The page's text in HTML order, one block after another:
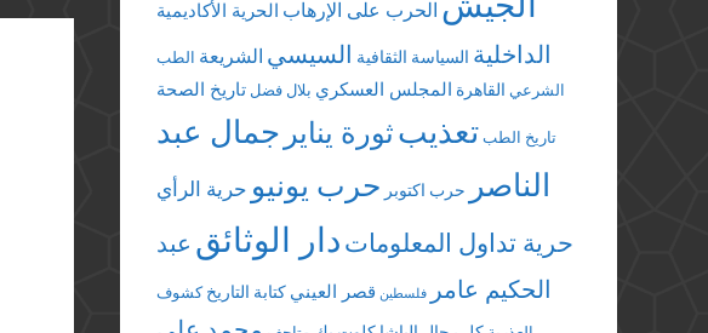
الحرب على الإرهاب الحرية الأكاديمية
الداخلية السياسة الثقافية السيسي الشريعة الطب
الشرعي القاهرة المجلس العسكري بلال فضل تاريخ الصحة
تاريخ الطب تعذيبثورة يناير جمال عبد
الناصر
حرب اكتوبر حرب يونيو حرية الرأي
حرية تداول المعلومات دار الوثائق عبد
الحكيم عامر
فلسطين قصر العيني كتابة التاريخ كشوف